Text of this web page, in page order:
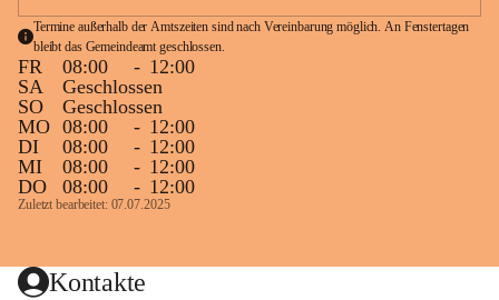
Termine außerhalb der Amtszeiten sind nach Vereinbarung möglich. An Fenstertagen
bleibt das Gemeindeamt geschlossen.
FR 08:00 - 12:00
SA
Geschlossen
SO
Geschlossen
MO 08:00 - 12:00
DI
08:00 - 12:00
MI
08:00 - 12:00
DO
08:00 - 12:00
Zuletzt bearbeitet: 07.07.2025
Kontakte